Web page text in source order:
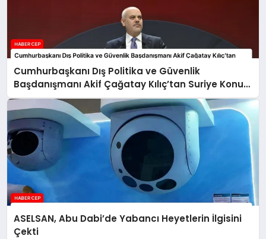
Cumhurbaşkanı Dış Politika ve Güvenlik
Başdanışmanı Akif Çağatay Kılıç’tan Suriye Konulu
Panelde Önemli Değerlendirmeler
ASELSAN, Abu Dabi’de Yabancı Heyetlerin İlgisini
Çekti